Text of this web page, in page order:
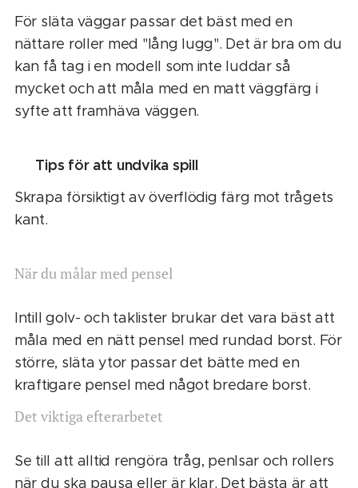
För släta väggar passar det bäst med en
nättare roller med "lång lugg". Det är bra om du
kan få tag i en modell som inte luddar så
mycket och att måla med en matt väggfärg i
syfte att framhäva väggen.
👉 Tips för att undvika spill
Skrapa försiktigt av överflödig färg mot trågets
kant.
När du målar med pensel
Intill golv- och taklister brukar det vara bäst att
måla med en nätt pensel med rundad borst. För
större, släta ytor passar det bätte med en
kraftigare pensel med något bredare borst.
Det viktiga efterarbetet
Se till att alltid rengöra tråg, penlsar och rollers
när du ska pausa eller är klar. Det bästa är att